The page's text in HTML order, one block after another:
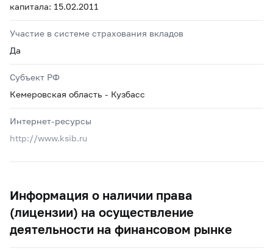
капитала: 15.02.2011
Участие в системе страхования вкладов
Да
Субъект РФ
Кемеровская область - Кузбасс
Интернет-ресурсы
http://www.ksib.ru
Информация о наличии права
(лицензии) на осуществление
деятельности на финансовом рынке